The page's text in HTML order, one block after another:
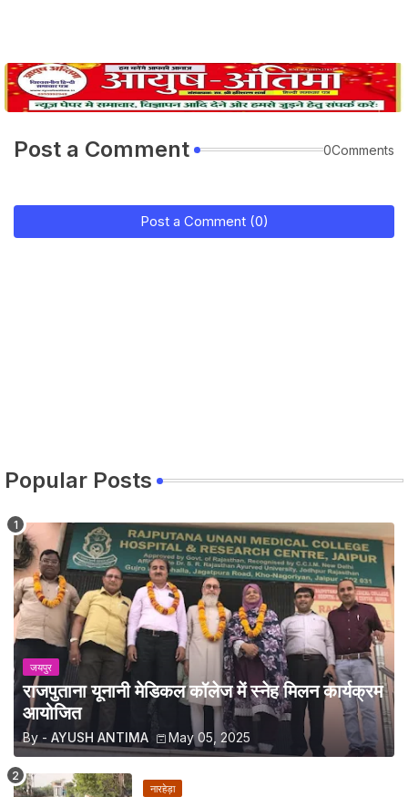
Post a Comment 0Comments
Post a Comment (0)
Popular Posts
जयपुर
राजपुताना यूनानी मेडिकल कॉलेज में स्नेह मिलन कार्यक्रम
आयोजित
By - AYUSH ANTIMA May 05, 2025
नारहेड़ा